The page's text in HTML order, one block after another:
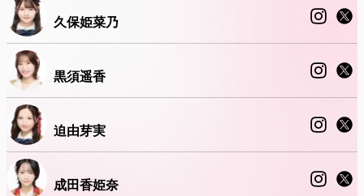
久保姫菜乃
黒須遥香
迫由芽実
成田香姫奈